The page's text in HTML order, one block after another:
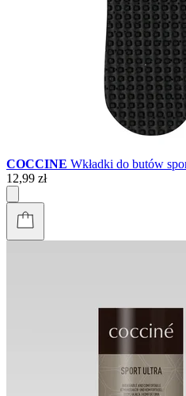
COCCINE Wkładki do butów
12,99 zł